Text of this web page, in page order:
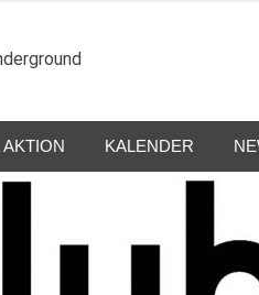
AKTION KALENDER